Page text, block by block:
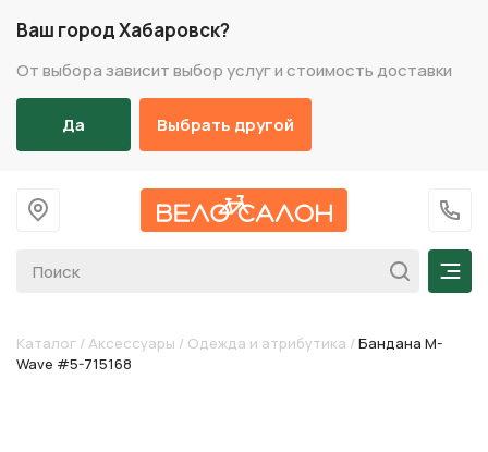
Ваш город Хабаровск?
От выбора зависит выбор услуг и стоимость доставки
Да Выбрать другой
На главную
+7
Каталог / Аксессуары / Одежда и атрибутика / Бандана M-
Wave #5-715168